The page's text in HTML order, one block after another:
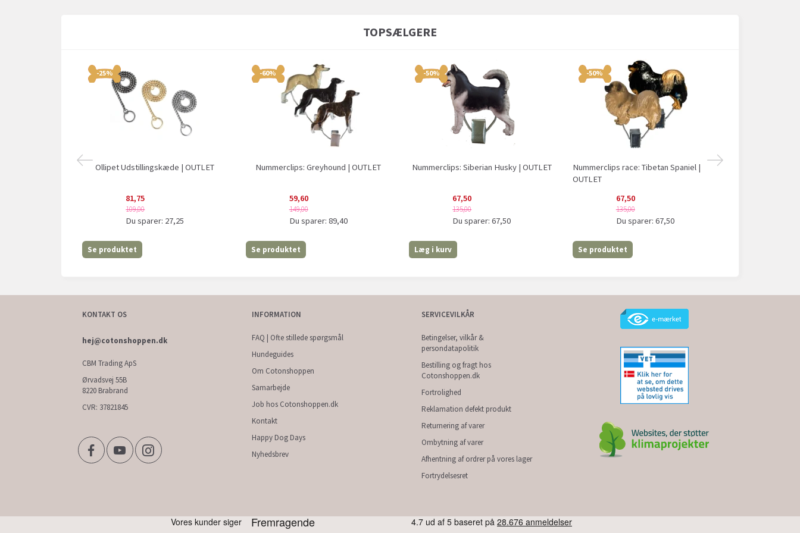
TOPSÆLGERE
-25%
Ollipet Udstillingskæde | OUTLET
81,75
109,00
Du sparer: 27,25
Se produktet
-60%
Nummerclips: Greyhound | OUTLET
59,60
149,00
Du sparer: 89,40
Se produktet
-50%
Nummerclips: Siberian Husky | OUTLET
67,50
135,00
Du sparer:67,50
Læg i kurv
-50%
Nummerclips race: Tibetan Spaniel |
OUTLET
67,50
135,00
Du sparer: 67,50
Se produktet
KONTAKT OS
hej@cotonshoppen.dk
CBM Trading ApS
Ørvadsvej 55B
8220 Brabrand
CVR: 37821845
INFORMATION
FAQ | Ofte stillede spørgsmål
Hundeguides
Om Cotonshoppen
Samarbejde
Job hos Cotonshoppen.dk
Kontakt
Happy Dog Days
Nyhedsbrev
SERVICEVILKÅR
Betingelser, vilkår &
persondatapolitik
Bestilling og fragt hos
Cotonshoppen.dk
Fortrolighed
Reklamation defekt produkt
Returnering af varer
Ombytning af varer
Afhentning af ordrer på vores lager
Fortrydelsesret